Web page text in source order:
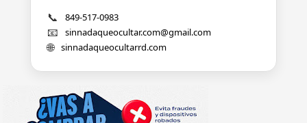
📞 849-517-0983
📧 sinnadaqueocultar.com@gmail.com
🌐 sinnadaqueocultarrd.com